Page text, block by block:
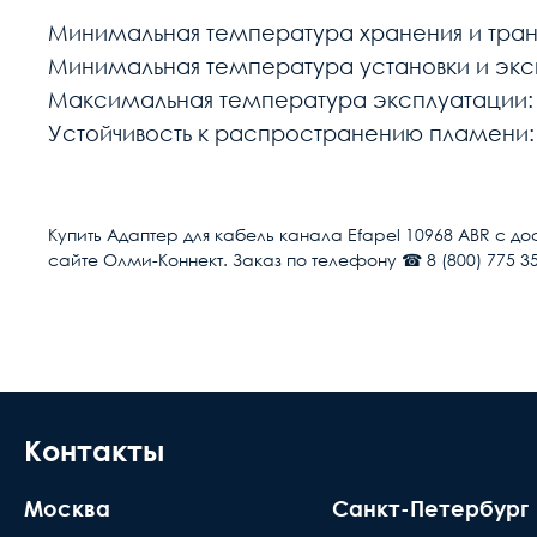
Минимальная температура хранения и
Минимальная температура установки и
Максимальная температура эксплуатации:
Устойчивость к распространению
Тип
Материал
Размер
Количество модулей
Условия доставки
места доставки товара. Обращаем
происходит силами заказчика
Купить Адаптер для кабель канала Efapel 10968 ABR
сайте Олми-Коннект. Заказ по телефону ☎ 8 (800) 775
Контакты
Москва Санкт-Петербург